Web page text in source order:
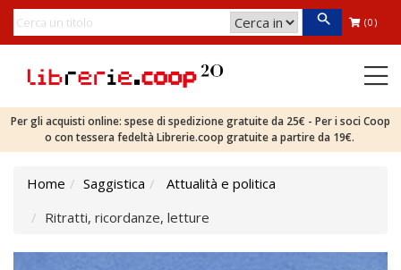
(0)
Per gli acquisti online: spese di spedizione gratuite da 25€ - Per i soci Coop
o con tessera fedeltà Librerie.coop gratuite a partire da 19€.
Home Saggistica
Attualità e politica
Ritratti, ricordanze, letture